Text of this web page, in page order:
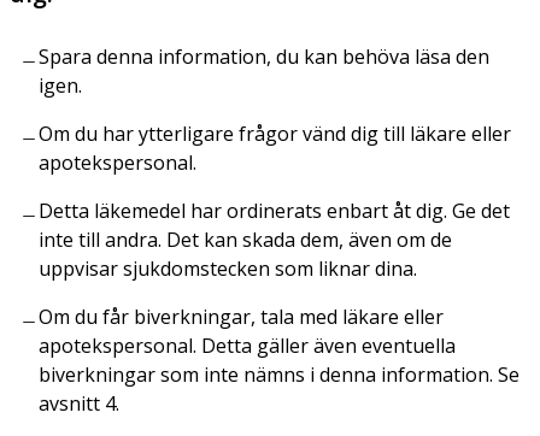
Spara denna information, du kan behöva läsa den
igen.
Om du har ytterligare frågor vänd dig till läkare eller
apotekspersonal.
Detta läkemedel har ordinerats enbart åt dig. Ge det
inte till andra. Det kan skada dem, även om de
uppvisar sjukdomstecken som liknar dina.
Om du får biverkningar, tala med läkare eller
apotekspersonal. Detta gäller även eventuella
biverkningar som inte nämns i denna information. Se
avsnitt 4.